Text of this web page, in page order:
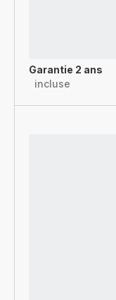
Garantie 2 ans
incluse